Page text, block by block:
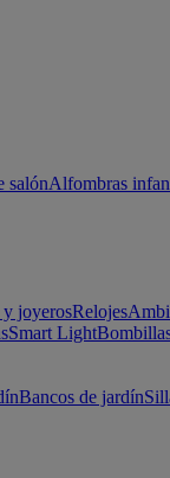
salónAlfombras
y joyerosRelojes
Smart Light
Bancos de jardín